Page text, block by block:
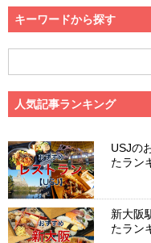
キーワードから探す
人気記事ランキング
USJの
たラン
新大阪
たラン